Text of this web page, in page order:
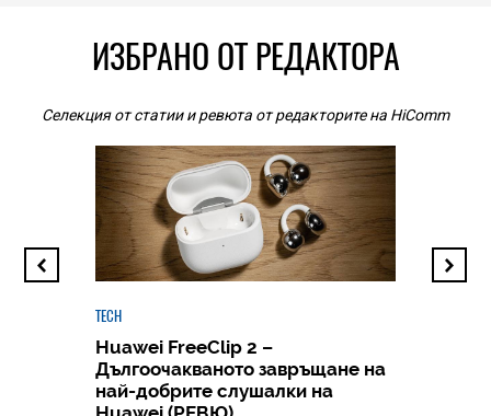
ИЗБРАНО ОТ РЕДАКТОРА
Селекция от статии и ревюта от редакторите на HiComm
TECH
Huawei FreeClip 2 –
Дългоочакваното завръщане на
най-добрите слушалки на